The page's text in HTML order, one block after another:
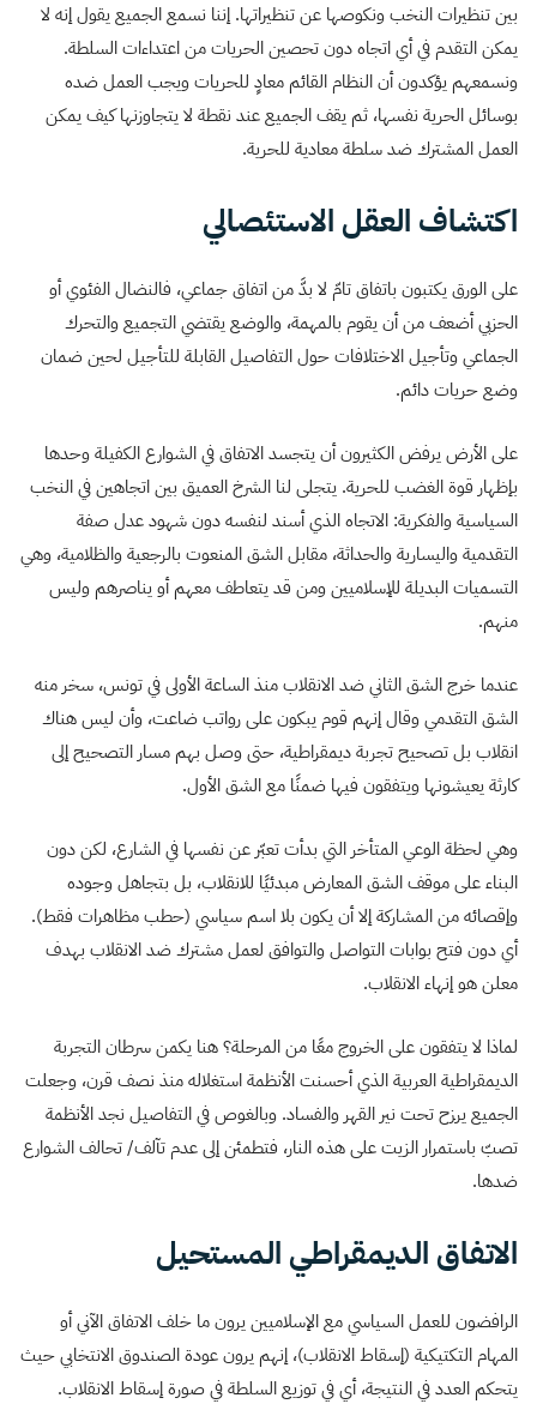
بين تنظيرات النخب ونكوصها عن تنظيراتها. إننا نسمع الجميع يقول إنه لا
يمكن التقدم في أي اتجاه دون تحصين الحريات من اعتداءات السلطة.
ونسمعهم يؤكدون أن النظام القائم معادٍ للحريات ويجب العمل ضده
بوسائل الحرية نفسها، ثم يقف الجميع عند نقطة لا يتجاوزنها كيف يمكن
العمل المشترك ضد سلطة معادية للحرية.
اكتشاف العقل الاستئصالي
على الورق يكتبون باتفاق تامّ لا بدَّ من اتفاق جماعي، فالنضال الفئوي أو
الحزبي أضعف من أن يقوم بالمهمة، والوضع يقتضي التجميع والتحرك
الجماعي وتأجيل الاختلافات حول التفاصيل القابلة للتأجيل لحين ضمان
وضع حريات دائم.
على الأرض يرفض الكثيرون أن يتجسد الاتفاق في الشوارع الكفيلة وحدها
بإظهار قوة الغضب للحرية. يتجلى لنا الشرخ العميق بين اتجاهين في النخب
السياسية والفكرية: الاتجاه الذي أسند لنفسه دون شهود عدل صفة
التقدمية واليسارية والحداثة، مقابل الشق المنعوت بالرجعية والظلامية، وهي
التسميات البديلة للإسلاميين ومن قد يتعاطف معهم أو يناصرهم وليس
منهم.
عندما خرج الشق الثاني ضد الانقلاب منذ الساعة الأولى في تونس، سخر منه
الشق التقدمي وقال إنهم قوم يبكون على رواتب ضاعت، وأن ليس هناك
انقلاب بل تصحيح تجربة ديمقراطية، حتى وصل بهم مسار التصحيح إلى
كارثة يعيشونها ويتفقون فيها ضمنًا مع الشق الأول.
وهي لحظة الوعي المتأخر التي بدأت تعبّر عن نفسها في الشارع، لكن دون
البناء على موقف الشق المعارض مبدئيًا للانقلاب، بل بتجاهل وجوده
وإقصائه من المشاركة إلا أن يكون بلا اسم سياسي (حطب مظاهرات فقط).
أي دون فتح بوابات التواصل والتوافق لعمل مشترك ضد الانقلاب بهدف
معلن هو إنهاء الانقلاب.
لماذا لا يتفقون على الخروج معًا من المرحلة؟ هنا يكمن سرطان التجربة
الديمقراطية العربية الذي أحسنت الأنظمة استغلاله منذ نصف قرن، وجعلت
الجميع يرزح تحت نير القهر والفساد. وبالغوص في التفاصيل نجد الأنظمة
تصبّ باستمرار الزيت على هذه النار، فتطمئن إلى عدم تآلف/ تحالف الشوارع
ضدها.
الاتفاق الديمقراطي المستحيل
الرافضون للعمل السياسي مع الإسلاميين يرون ما خلف الاتفاق الآني أو
المهام التكتيكية (إسقاط الانقلاب)، إنهم يرون عودة الصندوق الانتخابي حيث
يتحكم العدد في النتيجة، أي في توزيع السلطة في صورة إسقاط الانقلاب.